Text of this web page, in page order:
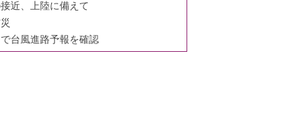
近、上陸に備えて
台風進路予報を確認